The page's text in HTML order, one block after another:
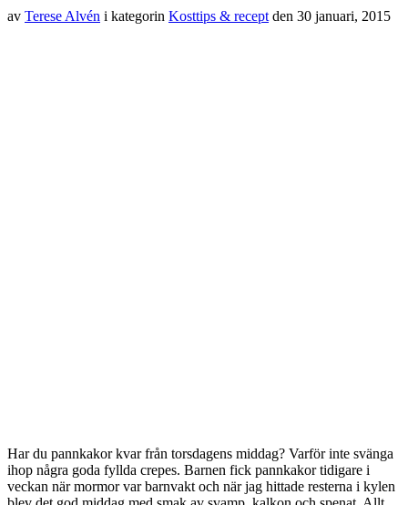
av Terese Alvén i kategorin Kosttips & receptden 30 januari, 2015
Har du pannkakor kvar från torsdagens middag? Varför inte svänga
ihop några goda fyllda crepes. Barnen fick pannkakor tidigare i
veckan när mormor var barnvakt och när jag hittade resterna i kylen